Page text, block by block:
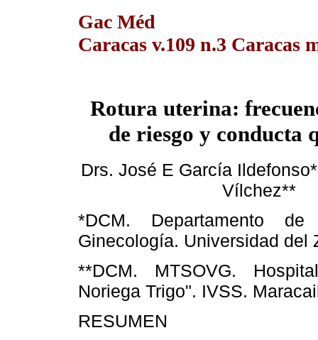
Gac Méd
Caracas v.109 n.3 Caracas
Rotura uterina:
de riesgo y conducta
Drs. José E García
Vílchez**
*DCM. Departamento
Ginecología. Universidad del
**DCM. MTSOVG.
Noriega Trigo". IVSS.
RESUMEN